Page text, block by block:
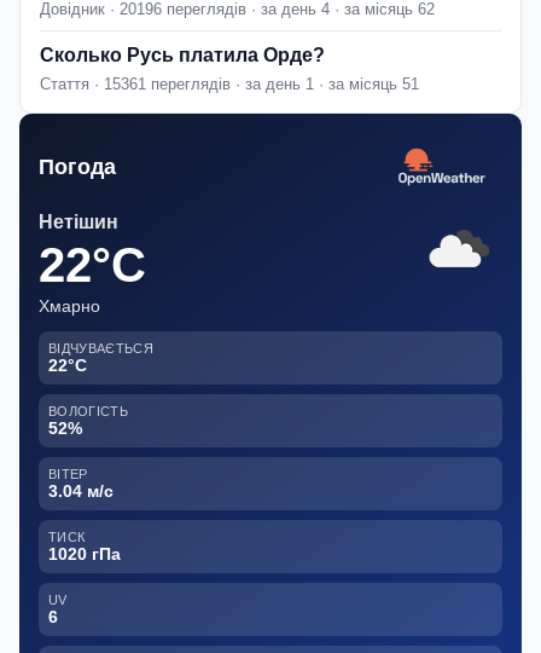
Довідник · 20196 переглядів · за день 4 · за місяць 62
Сколько Русь платила Орде?
Стаття · 15361 переглядів · за день 1 · за місяць 51
Погода
Нетішин
22°C
Хмарно
ВІДЧУВАЄТЬСЯ
22°C
ВОЛОГІСТЬ
52%
ВІТЕР
3.04 м/с
ТИСК
1020 гПа
UV
6